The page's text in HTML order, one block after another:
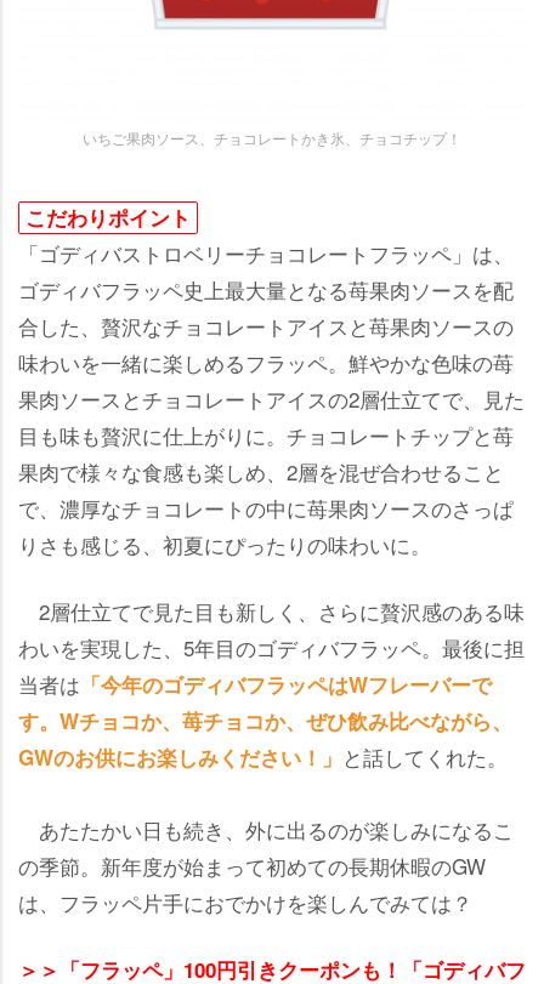
いちご果肉ソース、チョコレートかき氷、チョコチップ！
こだわりポイント
「ゴディバストロベリーチョコレートフラッペ」は、
ゴディバフラッペ史上最大量となる苺果肉ソースを配
合した、贅沢なチョコレートアイスと苺果肉ソースの
味わいを一緒に楽しめるフラッペ。鮮やかな色味の苺
果肉ソースとチョコレートアイスの2層仕立てで、見た
目も味も贅沢に仕上がりに。チョコレートチップと苺
果肉で様々な食感も楽しめ、2層を混ぜ合わせること
で、濃厚なチョコレートの中に苺果肉ソースのさっぱ
りさも感じる、初夏にぴったりの味わいに。
2層仕立てで見た目も新しく、さらに贅沢感のある味
わいを実現した、5年目のゴディバフラッペ。最後に担
当者は 「今年のゴディバフラッペはWフレーバーで
す。Wチョコか、苺チョコか、ぜひ飲み比べながら、
GWのお供にお楽しみください！」 と話してくれた。
あたたかい日も続き、外に出るのが楽しみになるこ
の季節。新年度が始まって初めての長期休暇のGW
は、フラッペ片手におでかけを楽しんでみては？
＞＞「フラッペ」100円引きクーポンも！「ゴディバフ